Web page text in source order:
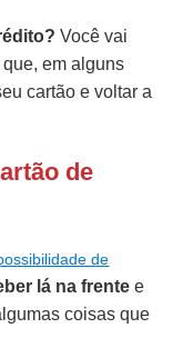
Você vai
em alguns
cartão e voltar a
de
de
lá na frentee
coisas que